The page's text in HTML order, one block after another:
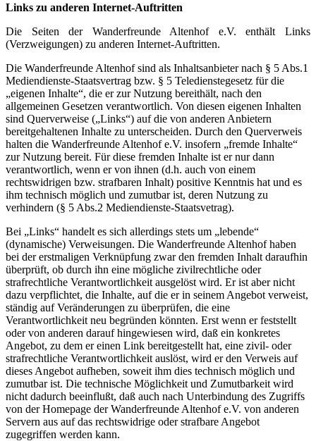
Links zu anderen Internet-Auftritten
Die Seiten der Wanderfreunde Altenhof e.V. enthält Links
(Verzweigungen) zu anderen Internet-Auftritten.
Die Wanderfreunde Altenhof sind als Inhaltsanbieter nach § 5 Abs.1
Mediendienste-Staatsvertrag bzw. § 5 Teledienstegesetz für die
„eigenen Inhalte“, die er zur Nutzung bereithält, nach den
allgemeinen Gesetzen verantwortlich. Von diesen eigenen Inhalten
sind Querverweise („Links“) auf die von anderen Anbietern
bereitgehaltenen Inhalte zu unterscheiden. Durch den Querverweis
halten die Wanderfreunde Altenhof e.V. insofern „fremde Inhalte“
zur Nutzung bereit. Für diese fremden Inhalte ist er nur dann
verantwortlich, wenn er von ihnen (d.h. auch von einem
rechtswidrigen bzw. strafbaren Inhalt) positive Kenntnis hat und es
ihm technisch möglich und zumutbar ist, deren Nutzung zu
verhindern (§ 5 Abs.2 Mediendienste-Staatsvetrag).
Bei „Links“ handelt es sich allerdings stets um „lebende“
(dynamische) Verweisungen. Die Wanderfreunde Altenhof haben
bei der erstmaligen Verknüpfung zwar den fremden Inhalt daraufhin
überprüft, ob durch ihn eine mögliche zivilrechtliche oder
strafrechtliche Verantwortlichkeit ausgelöst wird. Er ist aber nicht
dazu verpflichtet, die Inhalte, auf die er in seinem Angebot verweist,
ständig auf Veränderungen zu überprüfen, die eine
Verantwortlichkeit neu begründen könnten. Erst wenn er feststellt
oder von anderen darauf hingewiesen wird, daß ein konkretes
Angebot, zu dem er einen Link bereitgestellt hat, eine zivil- oder
strafrechtliche Verantwortlichkeit auslöst, wird er den Verweis auf
dieses Angebot aufheben, soweit ihm dies technisch möglich und
zumutbar ist. Die technische Möglichkeit und Zumutbarkeit wird
nicht dadurch beeinflußt, daß auch nach Unterbindung des Zugriffs
von der Homepage der Wanderfreunde Altenhof e.V. von anderen
Servern aus auf das rechtswidrige oder strafbare Angebot
zugegriffen werden kann.